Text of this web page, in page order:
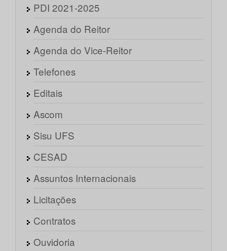
PDI 2021-2025
Agenda do Reitor
Agenda do Vice-Reitor
Telefones
Editais
Ascom
Sisu UFS
CESAD
Assuntos Internacionais
Licitações
Contratos
Ouvidoria